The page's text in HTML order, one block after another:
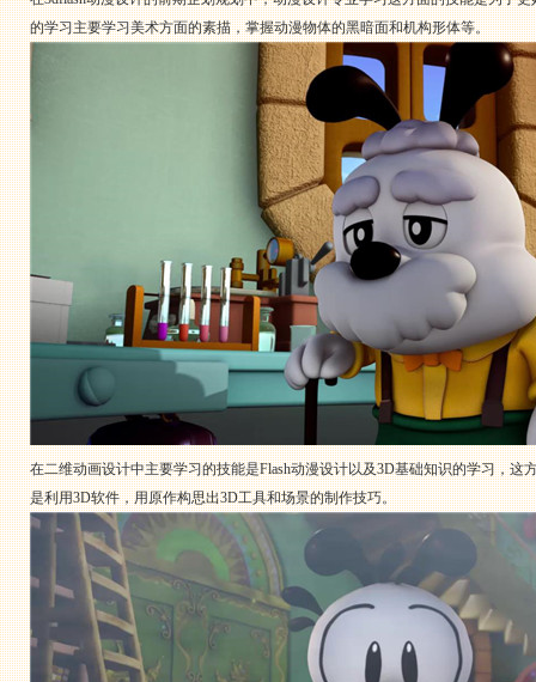
的学习主要学习美术方面的素描，掌握动漫物体的黑暗面和机构形体等。
在二维动画设计中主要学习的技能是Flash动漫设计以及3D基础知识的学习，
是利用3D软件，用原作构思出3D工具和场景的制作技巧。